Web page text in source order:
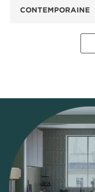
CONTEMPORAINE